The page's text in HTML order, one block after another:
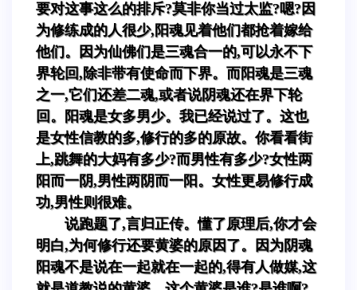
要对这事这么的排斥?莫非你当过太监?嗯?因
为修练成的人很少,阳魂见着他们都抢着嫁给
他们。因为仙佛们是三魂合一的,可以永不下
界轮回,除非带有使命而下界。而阳魂是三魂
之一,它们还差二魂,或者说阴魂还在界下轮
回。阳魂是女多男少。我已经说过了。这也
是女性信教的多,修行的多的原故。你看看街
上,跳舞的大妈有多少?而男性有多少?女性两
阳而一阴,男性两阴而一阳。女性更易修行成
功,男性则很难。
说跑题了,言归正传。懂了原理后,你才会
明白,为何修行还要黄婆的原因了。因为阴魂
阳魂不是说在一起就在一起的,得有人做媒,这